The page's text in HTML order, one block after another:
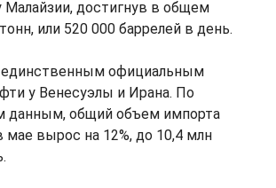
Малайзии, достигнув в общем
или 520 000 баррелей в день.
единственным официальным
у Венесуэлы и Ирана. По
данным, общий объем импорта
мае вырос на 12%, до 10,4 млн